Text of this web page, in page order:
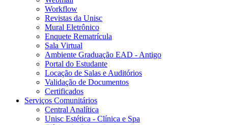
Workflow
Revistas da Unisc
Mural Eletrônico
Enquete Rematrícula
Sala Virtual
Ambiente Graduação EAD - Antigo
Portal do Estudante
Locação de Salas e Auditórios
Validação de Documentos
Certificados
Serviços Comunitários
Central Analítica
Unisc Estética - Clínica e Spa